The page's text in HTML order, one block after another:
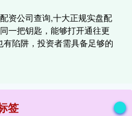
资公司查询,十大正规实盘配
一把钥匙，能够打开通往更
陷阱，投资者需具备足够的
签